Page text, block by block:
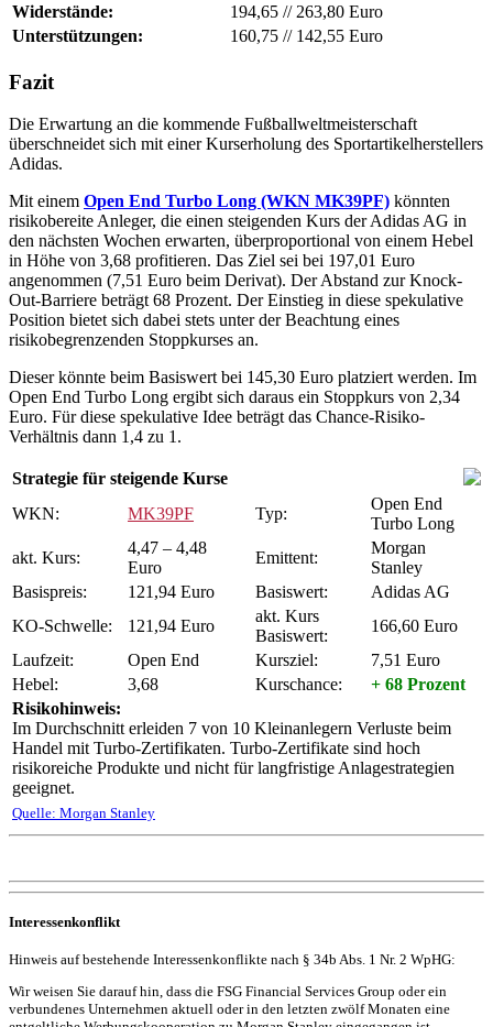
Widerstände: 194,65 //263,80 Euro
Unterstützungen:
160,75 //142,55 Euro
Fazit
Die Erwartung an die kommende Fußballweltmeisterschaft
überschneidet sich mit einer Kurserholung des Sportartikelherstellers
Adidas.
Mit einem Open End Turbo Long (WKN MK39PF) könnten
risikobereite Anleger, die einen steigenden Kurs der Adidas AG in
den nächsten Wochen erwarten, überproportional von einem Hebel
in Höhe von 3,68 profitieren. Das Ziel sei bei 197,01 Euro
angenommen (7,51 Euro beim Derivat). Der Abstand zur Knock-
Out-Barriere beträgt 68 Prozent. Der Einstieg in diese spekulative
Position bietet sich dabei stets unter der Beachtung eines
risikobegrenzenden Stoppkurses an.
Dieser könnte beim Basiswert bei 145,30 Euro platziert werden. Im
Open End Turbo Long ergibt sich daraus ein Stoppkurs von 2,34
Euro. Für diese spekulative Idee beträgt das Chance-Risiko-
Verhältnis dann 1,4 zu 1.
Strategie für steigende Kurse
WKN:
MK39PF Typ:
Open End
Turbo Long
akt. Kurs:
4,47 – 4,48
Euro
Emittent:
Morgan
Stanley
Basispreis:
121,94 Euro Basiswert:
Adidas AG
KO-Schwelle:
121,94 Euro
akt. Kurs
Basiswert:
166,60 Euro
Laufzeit:
Open End Kursziel:
7,51 Euro
Hebel:
3,68 Kurschance:
+ 68 Prozent
Risikohinweis:
Im Durchschnitt erleiden 7 von 10 Kleinanlegern Verluste beim
Handel mit Turbo-Zertifikaten. Turbo-Zertifikate sind hoch
risikoreiche Produkte und nicht für langfristige Anlagestrategien
geeignet.
Quelle: Morgan Stanley
Interessenkonflikt
Hinweis auf bestehende Interessenkonflikte nach § 34b Abs. 1 Nr. 2 WpHG:
Wir weisen Sie darauf hin, dass die FSG Financial Services Group oder ein
verbundenes Unternehmen aktuell oder in den letzten zwölf Monaten eine